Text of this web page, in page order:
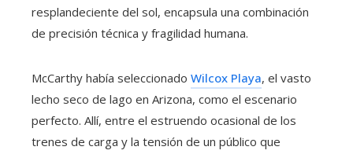
resplandeciente del sol, encapsula una combinación
de precisión técnica y fragilidad humana.
McCarthy había seleccionado Wilcox Playa, el vasto
lecho seco de lago en Arizona, como el escenario
perfecto. Allí, entre el estruendo ocasional de los
trenes de carga y la tensión de un público que